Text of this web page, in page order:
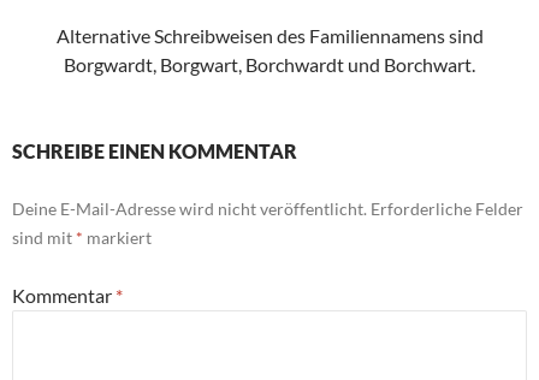
Alternative Schreibweisen des Familiennamens sind
Borgwardt, Borgwart, Borchwardt und Borchwart.
SCHREIBE EINEN KOMMENTAR
Deine E-Mail-Adresse wird nicht veröffentlicht. Erforderliche Felder
sind mit * markiert
Kommentar *